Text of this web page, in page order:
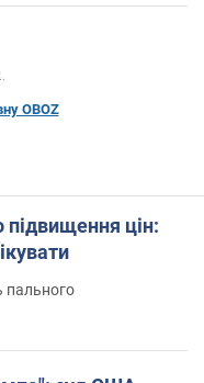
OBOZ
підвищення цін:
пального